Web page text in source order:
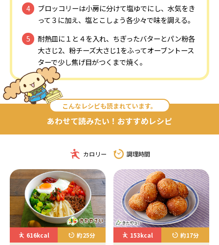
ブロッコリーは小房に分けて塩ゆでにし、水気をき
って３に加え、塩とこしょう各少々で味を調える。
耐熱皿に１と４を入れ、ちぎったバターとパン粉各
大さじ2、粉チーズ大さじ1をふってオーブントース
ターで少し焦げ目がつくまで焼く。
こんなレシピも読まれています。
あわせて読みたい！おすすめレシピ
カロリー 調理時間
616kcal 約25分 153kcal 約17分